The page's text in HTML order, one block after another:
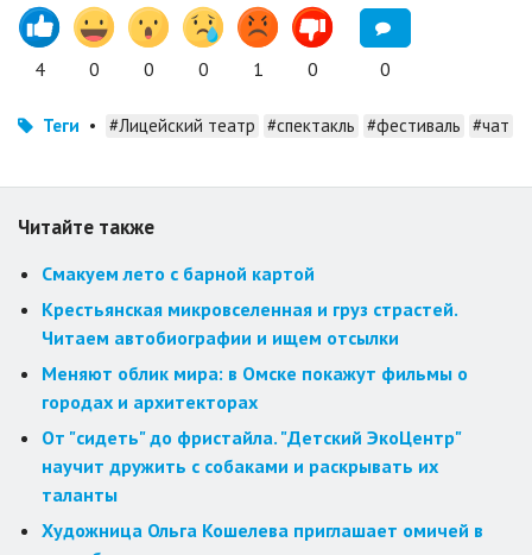
4 0 0 0 1 0 0
Теги • #Лицейский театр #спектакль #фестиваль #чат
Читайте также
Смакуем лето с барной картой
Крестьянская микровселенная и груз страстей.
Читаем автобиографии и ищем отсылки
Меняют облик мира: в Омске покажут фильмы о
городах и архитекторах
От "сидеть" до фристайла. "Детский ЭкоЦентр"
научит дружить с собаками и раскрывать их
таланты
Художница Ольга Кошелева приглашает омичей в